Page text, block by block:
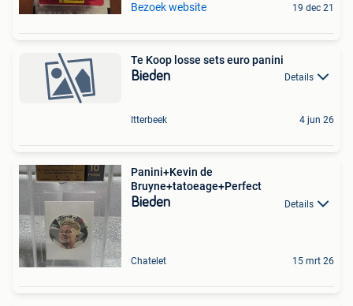
Bezoek website 19 dec 21
Te Koop losse sets euro panini
Bieden Details
Itterbeek 4 jun 26
Panini+Kevin de
Bruyne+tatoeage+Perfect
Bieden Details
Chatelet 15 mrt 26